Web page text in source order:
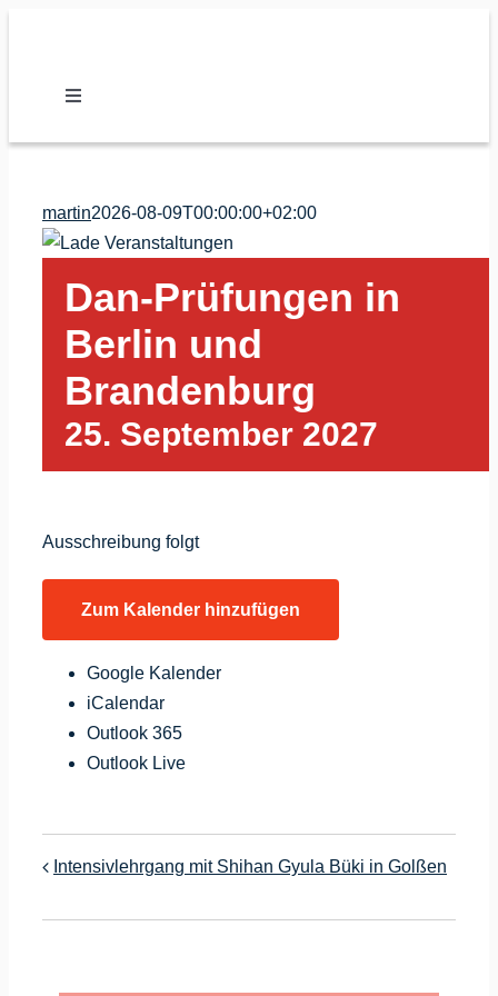
Toggle
Verband
Vereine
Karate
Kalender
martin2026-08-09T00:00:00+02:00
Dan-Prüfungen in
Berlin und
Brandenburg
25. September 2027
Ausschreibung folgt
Zum Kalender hinzufügen
Google Kalender
iCalendar
Outlook 365
Outlook Live
Intensivlehrgang mit Shihan Gyula Büki in Golßen